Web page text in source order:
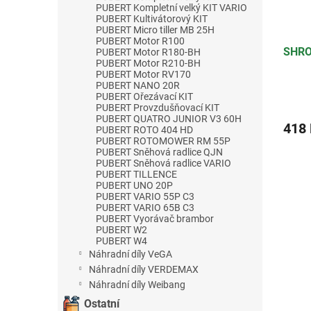
PUBERT Kompletní velký KIT VARIO
PUBERT Kultivátorový KIT
PUBERT Micro tiller MB 25H
PUBERT Motor R100
PUBERT Motor R180-BH
PUBERT Motor R210-BH
PUBERT Motor RV170
PUBERT NANO 20R
PUBERT Ořezávací KIT
PUBERT Provzdušňovací KIT
PUBERT QUATRO JUNIOR V3 60H
PUBERT ROTO 404 HD
PUBERT ROTOMOWER RM 55P
PUBERT Sněhová radlice QJN
PUBERT Sněhová radlice VARIO
PUBERT TILLENCE
PUBERT UNO 20P
PUBERT VARIO 55P C3
PUBERT VARIO 65B C3
PUBERT Vyorávač brambor
PUBERT W2
PUBERT W4
Náhradní díly VeGA
Náhradní díly VERDEMAX
Náhradní díly Weibang
Ostatní
418